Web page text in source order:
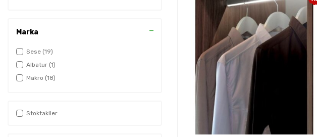
Marka
Sese (19)
Albatur (1)
Makro (18)
Stoktakiler